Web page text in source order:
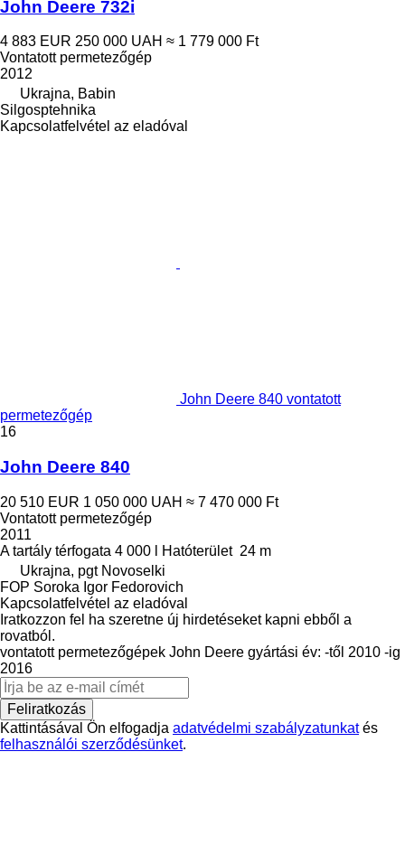
John Deere 732i
4 883 EUR 250 000 UAH ≈ 1 779 000 Ft
Vontatott permetezőgép
2012
Ukrajna, Babin
Silgosptehnika
Kapcsolatfelvétel az eladóval
John Deere 840 vontatott
permetezőgép
16
John Deere 840
20 510 EUR 1 050 000 UAH ≈ 7 470 000 Ft
Vontatott permetezőgép
2011
A tartály térfogata 4 000 l Hatóterület 24 m
Ukrajna, pgt Novoselki
FOP Soroka Igor Fedorovich
Kapcsolatfelvétel az eladóval
Iratkozzon fel ha szeretne új hirdetéseket kapni ebből a
rovatból.
vontatott permetezőgépek John Deere gyártási év: -től 2010 -ig
2016
Feliratkozás
Kattintásával Ön elfogadja adatvédelmi szabályzatunkatés
felhasználói szerződésünket.